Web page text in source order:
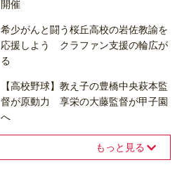
開催
希少がんと闘う桜丘高校の岩佐教諭を
応援しよう クラファン支援の輪広が
る
【高校野球】教え子の豊橋中央萩本監
督が原動力 享栄の大藤監督が甲子園
へ
もっと見る